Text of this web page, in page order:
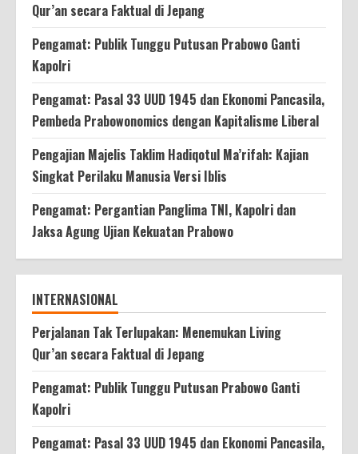
Qur’an secara Faktual di Jepang
Pengamat: Publik Tunggu Putusan Prabowo Ganti
Kapolri
Pengamat: Pasal 33 UUD 1945 dan Ekonomi Pancasila,
Pembeda Prabowonomics dengan Kapitalisme Liberal
Pengajian Majelis Taklim Hadiqotul Ma’rifah: Kajian
Singkat Perilaku Manusia Versi Iblis
Pengamat: Pergantian Panglima TNI, Kapolri dan
Jaksa Agung Ujian Kekuatan Prabowo
INTERNASIONAL
Perjalanan Tak Terlupakan: Menemukan Living
Qur’an secara Faktual di Jepang
Pengamat: Publik Tunggu Putusan Prabowo Ganti
Kapolri
Pengamat: Pasal 33 UUD 1945 dan Ekonomi Pancasila,